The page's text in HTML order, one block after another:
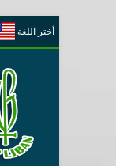
أختر اللغة